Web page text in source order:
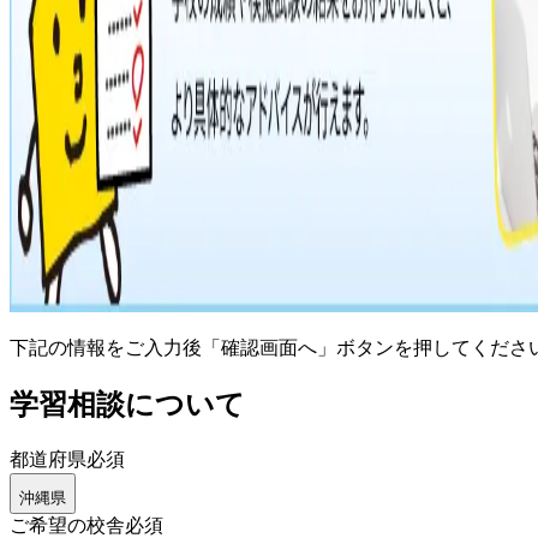
下記の情報をご入力後「確認画面へ」ボタンを押してくださ
学習相談について
都道府県必須
沖縄県
ご希望の校舎必須